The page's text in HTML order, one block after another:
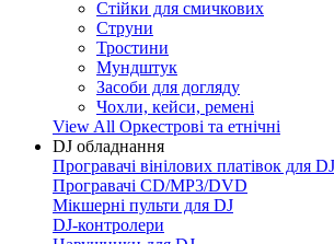
Стійки для смичкових
Струни
Тростини
Мундштук
Засоби для догляду
Чохли, кейси, ремені
View All Оркестрові та етнічні
DJ обладнання
Програвачі вінілових платівок для DJ
Програвачі CD/MP3/DVD
Мікшерні пульти для DJ
DJ-контролери